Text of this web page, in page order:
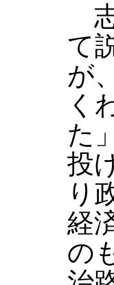
て
が
く
た
投
り
経
の